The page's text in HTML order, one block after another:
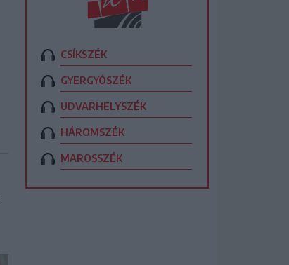
CSÍKSZÉK
GYERGYÓSZÉK
UDVARHELYSZÉK
HÁROMSZÉK
MAROSSZÉK